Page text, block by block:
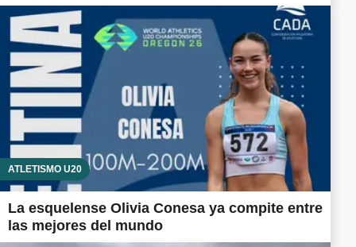
ATLETISMO U20
La esquelense Olivia Conesa ya compite entre
las mejores del mundo